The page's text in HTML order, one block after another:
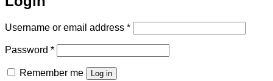
Username or email address *Required
Password *Required
Remember me Log in